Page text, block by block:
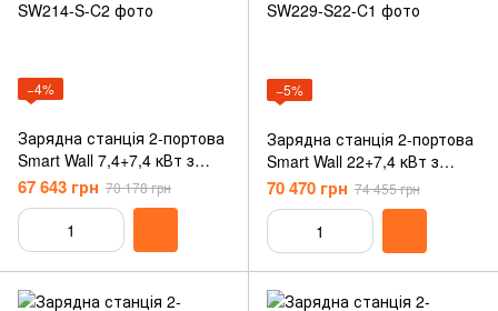
−4%
Зарядна станція 2-портова
Smart Wall 7,4+7,4 кВт з
розеткою Type 2 (1Ф) та
кабелем Type 2 (1Ф) 5 м
SW214-S-C2 Octa Energy
67 643 грн 70 178 грн
−5%
Зарядна станція 2-портова
Smart Wall 22+7,4 кВт з
розеткою Type 2 (3Ф) та
кабелем Type 1 (1Ф) 5м
SW229-S22-C1 Octa Energy
70 470 грн 74 455 грн